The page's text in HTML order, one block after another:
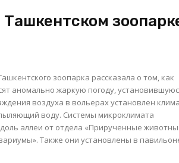
зоопарка рассказала о том, как
аномально жаркую погоду,
Системы микроклимата
аллеи от отдела «Прирученные
Также они установлены в